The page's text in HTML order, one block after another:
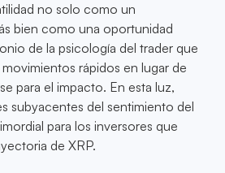
no solo como un
bien como una oportunidad
de la psicología del trader que
rápidos en lugar de
para el impacto. En esta luz,
subyacentes del sentimiento del
para los inversores que
de XRP.